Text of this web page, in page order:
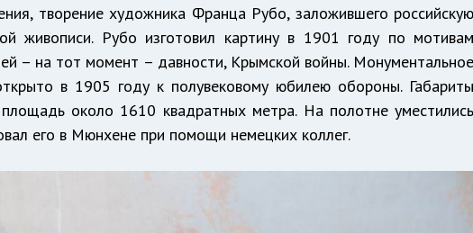
творение художника Франца Рубо, заложившего российскую
живописи. Рубо изготовил картину в 1901 году по мотивам
– на тот момент – давности, Крымской войны. Монументальное
в 1905 году к полувековому юбилею обороны. Габариты
около 1610 квадратных метра. На полотне уместились
его в Мюнхене при помощи немецких коллег.